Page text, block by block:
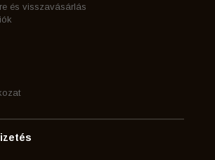
és visszavásárlás